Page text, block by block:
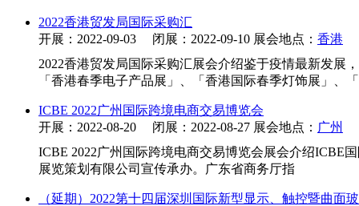
2022香港贸发局国际采购汇
开展：2022-09-03 闭展：2022-09-10 展会地点： 香港
2022香港贸发局国际采购汇展会介绍鉴于疫情最新发展
「香港春季电子产品展」、「香港国际春季灯饰展」、
ICBE 2022广州国际跨境电商交易博览会
开展：2022-08-20 闭展：2022-08-27 展会地点： 广州
ICBE 2022广州国际跨境电商交易博览会展会介绍ICBE
展览策划有限公司宣传承办。广东省商务厅指
（延期）2022第十四届深圳国际新型显示、触控暨曲面